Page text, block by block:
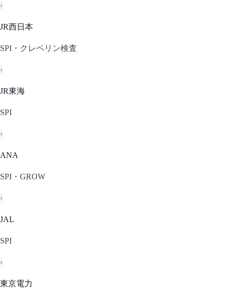
›
JR西日本
SPI・クレペリン検査
›
JR東海
SPI
›
ANA
SPI・GROW
›
JAL
SPI
›
東京電力